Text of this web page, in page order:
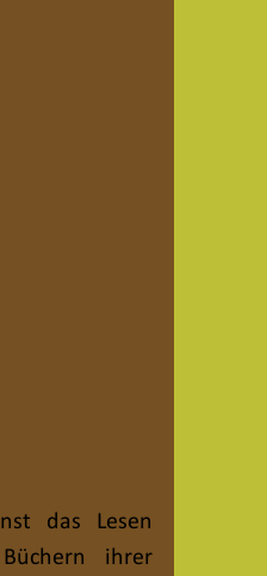
das Lesen
ihrer